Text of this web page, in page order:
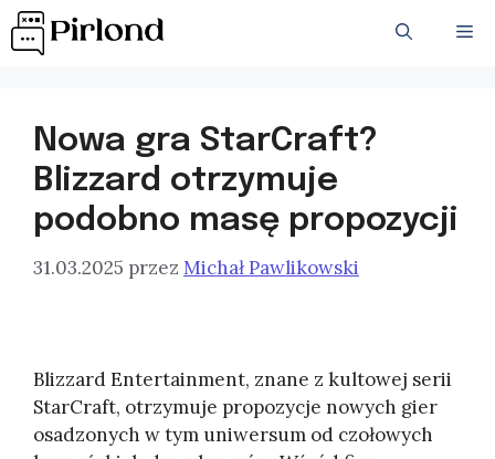
Przejdź
do
Nowa gra StarCraft?
Blizzard otrzymuje
podobno masę propozycji
31.03.2025 przez Michał Pawlikowski
Blizzard Entertainment, znane z kultowej serii
StarCraft, otrzymuje propozycje nowych gier
osadzonych w tym uniwersum od czołowych